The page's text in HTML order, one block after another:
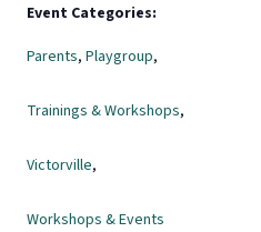
Event Categories:
Parents, Playgroup,
Trainings & Workshops,
Victorville,
Workshops & Events